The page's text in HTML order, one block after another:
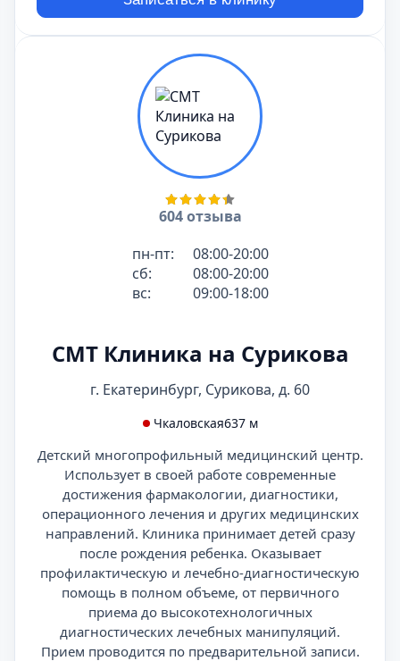
604 отзыва
пн-пт:
08:00-20:00
сб:
08:00-20:00
вс:
09:00-18:00
СМТ Клиника на Сурикова
г. Екатеринбург, Сурикова, д. 60
Чкаловская637 м
Детский многопрофильный медицинский центр.
Использует в своей работе современные
достижения фармакологии, диагностики,
операционного лечения и других медицинских
направлений. Клиника принимает детей сразу
после рождения ребенка. Оказывает
профилактическую и лечебно-диагностическую
помощь в полном объеме, от первичного
приема до высокотехнологичных
диагностических лечебных манипуляций.
Прием проводится по предварительной записи.